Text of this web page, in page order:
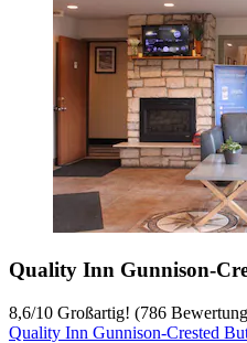
Quality Inn Gunnison-
8,6/10 Großartig! (786
Quality Inn Gunnison-Crested